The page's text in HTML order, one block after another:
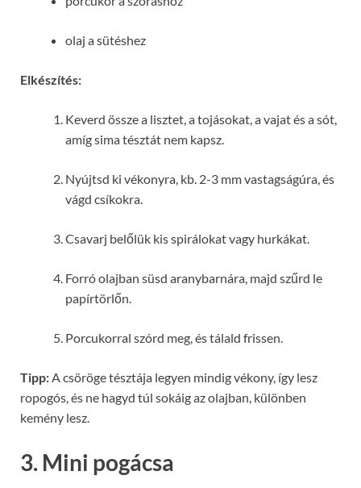
olaj a sütéshez
Elkészítés:
Keverd össze a lisztet, a tojásokat, a vajat és a sót,
amíg sima tésztát nem kapsz.
Nyújtsd ki vékonyra, kb. 2-3 mm vastagságúra, és
vágd csíkokra.
Csavarj belőlük kis spirálokat vagy hurkákat.
Forró olajban süsd aranybarnára, majd szűrd le
papírtörlőn.
Porcukorral szórd meg, és tálald frissen.
Tipp:A csöröge tésztája legyen mindig vékony, így lesz
ropogós, és ne hagyd túl sokáig az olajban, különben
kemény lesz.
3. Mini pogácsa